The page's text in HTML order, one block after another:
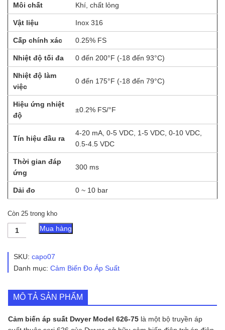
Môi chất Khí, chất lỏng
Vật liệu Inox 316
Cấp chính xác 0.25% FS
Nhiệt độ tối đa 0 đến 200°F (-18 đến 93°C)
Nhiệt độ làm
việc
0 đến 175°F (-18 đến 79°C)
Hiệu ứng nhiệt
độ
±0.2% FS/°F
Tín hiệu đầu ra
4-20 mA, 0-5 VDC, 1-5 VDC, 0-10 VDC,
0.5-4.5 VDC
Thời gian đáp
ứng
300 ms
Dải đo 0 ~ 10 bar
Còn 25 trong kho
Cảm
Biến
Suất
Model
75
số
lượng
Mua hàng
SKU: capo07
Danh mục: Cảm Biến Đo Áp Suất
MÔ TẢ SẢN PHẨM
Cảm biến áp suất Dwyer Model 626-75 là một bộ truyền áp